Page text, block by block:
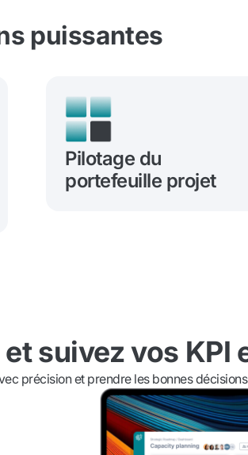
puissantes
Pilotage du
portefeuille projet
suivez vos KPI
précision et prendre les bonnes décisions